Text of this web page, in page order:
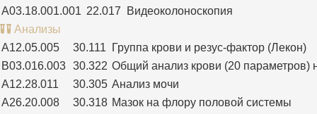
A03.18.001.001 22.017
Видеоколоноскопия
Анализы
A12.05.005
30.111
Группа крови и резус-фактор (Лекон)
B03.016.003 30.322 Общий анализ крови (20 параметров)
A12.28.011
30.305 Анализ мочи
A26.20.008
30.318 Мазок на флору половой системы